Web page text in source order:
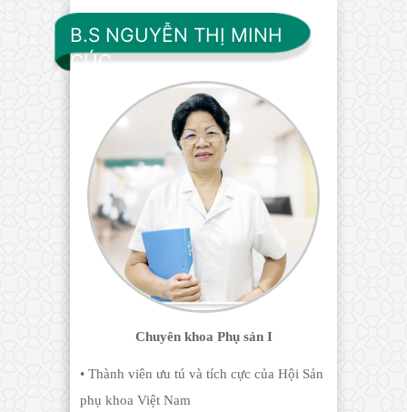
B.S NGUYỄN THỊ MINH
CÚC
Chuyên khoa Phụ sản I
• Thành viên ưu tú và tích cực của Hội Sản
phụ khoa Việt Nam